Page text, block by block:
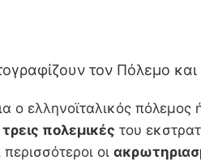
τον Πόλεμο
ο ελληνοϊταλικός πόλεμος
τρεις πολεμικές του
οι